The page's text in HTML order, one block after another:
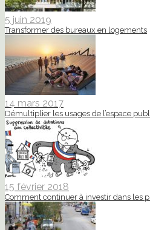
5 juin 2019
Transformer des bureaux en logements
14 mars 2017
Démultiplier les usages de l’espace
15 février 2018
Comment continuer à investir dans les